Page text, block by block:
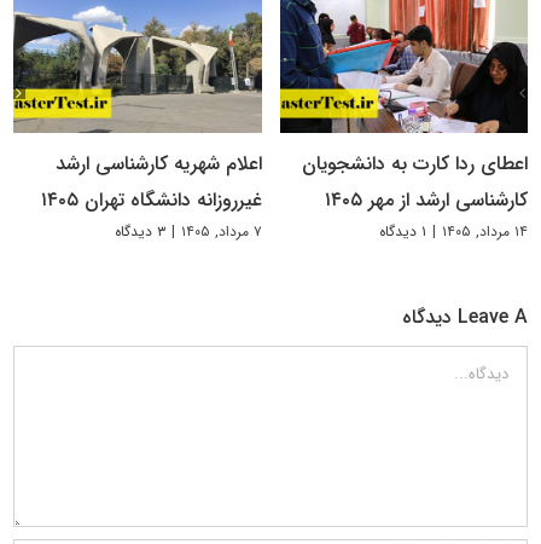
اعطای ردا کارت به دانشجویان
کارشناسی ارشد از مهر ۱۴۰۵
۱۴ مرداد, ۱۴۰۵ | ۱ دیدگاه
اعلام شهریه کارشناسی ارشد
غیرروزانه دانشگاه تهران ۱۴۰۵
۷ مرداد, ۱۴۰۵ | ۳ دیدگاه
Leave A دیدگاه
دیدگاه